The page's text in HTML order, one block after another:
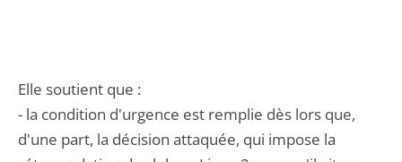
Elle soutient que :
- la condition d'urgence est remplie dès lors que,
d'une part, la décision attaquée, qui impose la